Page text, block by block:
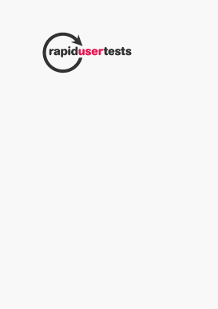
springen